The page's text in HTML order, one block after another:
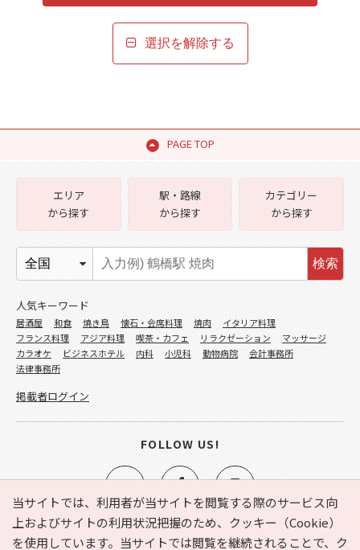
選択を解除する
PAGE TOP
当サイトでは、利用者が当サイトを閲覧する際のサービス向
上およびサイトの利用状況把握のため、クッキー（Cookie）
を使用しています。当サイトでは閲覧を継続されることで、ク
e-NAVITA（イーナビタ）とは？ お気に入り ヘルプ
エリア
から探す
駅・路線
から探す
カテゴリー
から探す
検索
人気キーワード
居酒屋 和食 焼き鳥 懐石・会席料理 焼肉
イタリア料理
フランス料理
アジア料理 喫茶・カフェ リラクゼーション
マッサージ
カラオケ
ビジネスホテル 内科 小児科 動物病院
会計事務所
法律事務所
掲載者ログイン
FOLLOW US!